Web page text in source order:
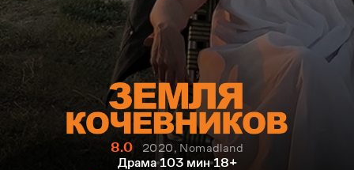
8.0
2020, Nomadland
Драма 103 мин 18+